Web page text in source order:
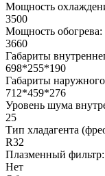
Мощность
3500
Мощность обогрева:
3660
Габариты
698*255*190
Габариты
712*459*276
Уровень шума
25
Тип хладагента
R32
Плазменный фильтр:
Нет